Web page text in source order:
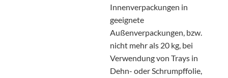
Innenverpackungen in
geeignete
Außenverpackungen, bzw.
nicht mehr als 20 kg, bei
Verwendung von Trays in
Dehn- oder Schrumpffolie,